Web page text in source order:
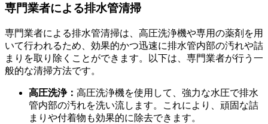
専門業者による排水管清掃
専門業者による排水管清掃は、高圧洗浄機や専用の薬剤を用
いて行われるため、効果的かつ迅速に排水管内部の汚れや詰
まりを取り除くことができます。以下は、専門業者が行う一
般的な清掃方法です。
高圧洗浄： 高圧洗浄機を使用して、強力な水圧で排水
管内部の汚れを洗い流します。これにより、頑固な詰
まりや付着物も効果的に除去できます。